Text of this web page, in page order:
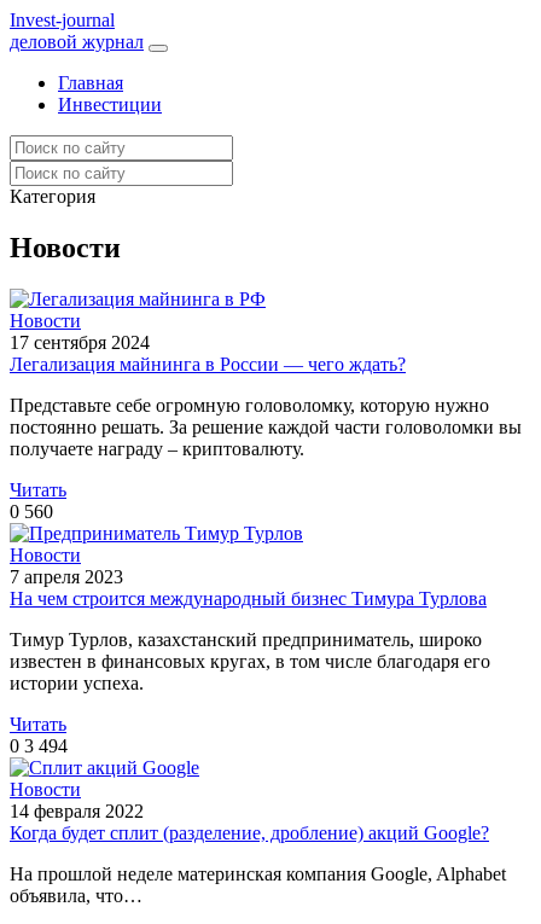
Invest-journal
деловой журнал
Главная
Инвестиции
Категория
Новости
Новости
17 сентября 2024
Легализация майнинга в России — чего ждать?
Представьте себе огромную головоломку, которую нужно
постоянно решать. За решение каждой части головоломки вы
получаете награду – криптовалюту.
Читать
0 560
Новости
7 апреля 2023
На чем строится международный бизнес Тимура Турлова
Тимур Турлов, казахстанский предприниматель, широко
известен в финансовых кругах, в том числе благодаря его
истории успеха.
Читать
0 3 494
Новости
14 февраля 2022
Когда будет сплит (разделение, дробление) акций Google?
На прошлой неделе материнская компания Google, Alphabet
объявила, что…